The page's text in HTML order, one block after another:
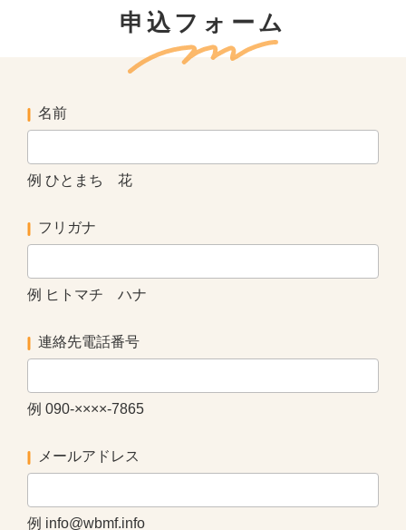
申込フォーム
名前
例 ひとまち 花
フリガナ
例 ヒトマチ ハナ
連絡先電話番号
例 090-××××-7865
メールアドレス
例 info@wbmf.info